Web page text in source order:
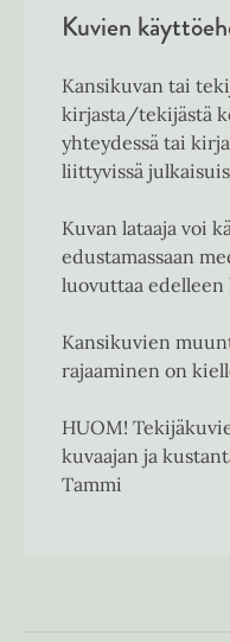
Kuvien
Kansikuvan tai
kirjasta/tekijästä
yhteydessä tai
liittyvissä
Kuvan lataaja voi
edustamassaan
luovuttaa edelleen
Kansikuvien
rajaaminen on
HUOM!
kuvaajan ja
Tammi